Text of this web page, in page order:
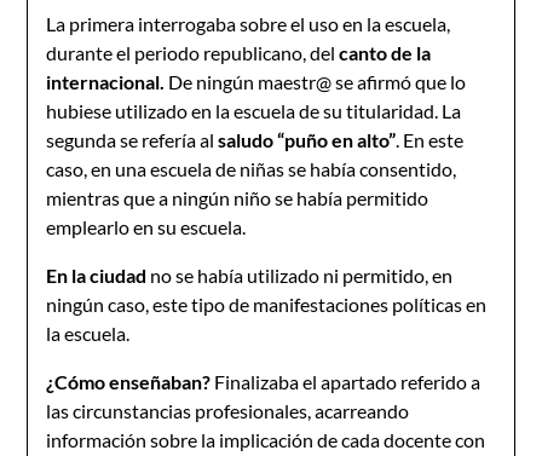
La primera interrogaba sobre el uso en la escuela,
durante el periodo republicano, delcanto de la
internacional. De ningún maestr@ se afirmó que lo
hubiese utilizado en la escuela de su titularidad. La
segunda se refería alsaludo “puño en alto”. En este
caso, en una escuela de niñas se había consentido,
mientras que a ningún niño se había permitido
emplearlo en su escuela.
En la ciudad no se había utilizado ni permitido, en
ningún caso, este tipo de manifestaciones políticas en
la escuela.
¿Cómo enseñaban? Finalizaba el apartado referido a
las circunstancias profesionales, acarreando
información sobre la implicación de cada docente con